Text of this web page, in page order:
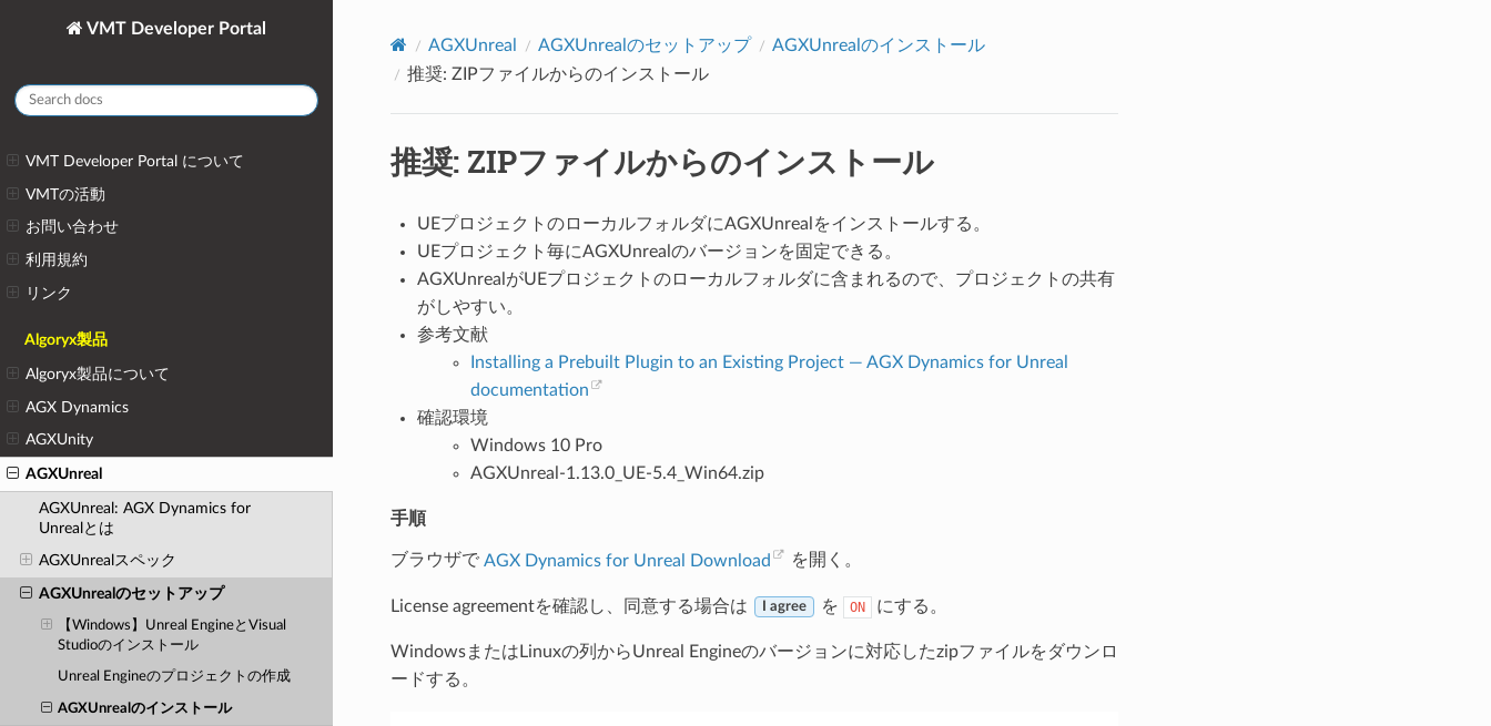
VMT Developer Portal
VMT Developer Portal について
VMTの活動
お問い合わせ
利用規約
リンク
Algoryx製品
Algoryx製品について
AGX Dynamics
AGXUnity
AGXUnreal
AGXUnreal: AGX Dynamics for
Unrealとは
AGXUnrealスペック
AGXUnrealのセットアップ
【Windows】Unreal EngineとVisual
Studioのインストール
Unreal Engineのプロジェクトの作成
AGXUnrealのインストール
AGXUnreal AGXUnrealのセットアップ
AGXUnrealのインストール
推奨: ZIPファイルからのインストール
推奨: ZIPファイルからのインストール
UEプロジェクトのローカルフォルダにAGXUnrealをインストールする。
UEプロジェクト毎にAGXUnrealのバージョンを固定できる。
AGXUnrealがUEプロジェクトのローカルフォルダに含まれるので、プロジェクトの共有
がしやすい。
参考文献
Installing a Prebuilt Plugin to an Existing Project — AGX Dynamics for Unreal
documentation
確認環境
Windows 10 Pro
AGXUnreal-1.13.0_UE-5.4_Win64.zip
手順
ブラウザで AGX Dynamics for Unreal Download を開く。
License agreementを確認し、同意する場合は I agree を ON にする。
WindowsまたはLinuxの列からUnreal Engineのバージョンに対応したzipファイルをダウンロ
ードする。